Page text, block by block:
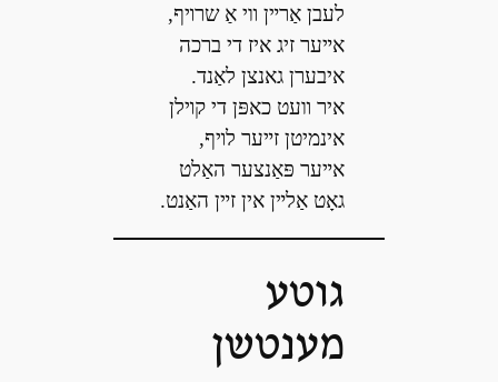
לעבן אַרײן װי אַ שרױף,
אײער זיג איז די ברכה
איבערן גאנצן לאַנד.
איר װעט כאפּן די קױלן
אינמיטן זײער לױף,
אײער פּאַנצער האַלט
גאָט אַלײן אין זײן האַנט.
גוטע
מענטשן